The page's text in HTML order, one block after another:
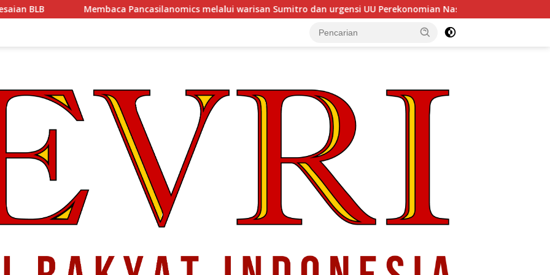
Pancasilanomics melalui warisan Sumitro dan urgensi UU Perekonomian Nasional Menyelaraskan